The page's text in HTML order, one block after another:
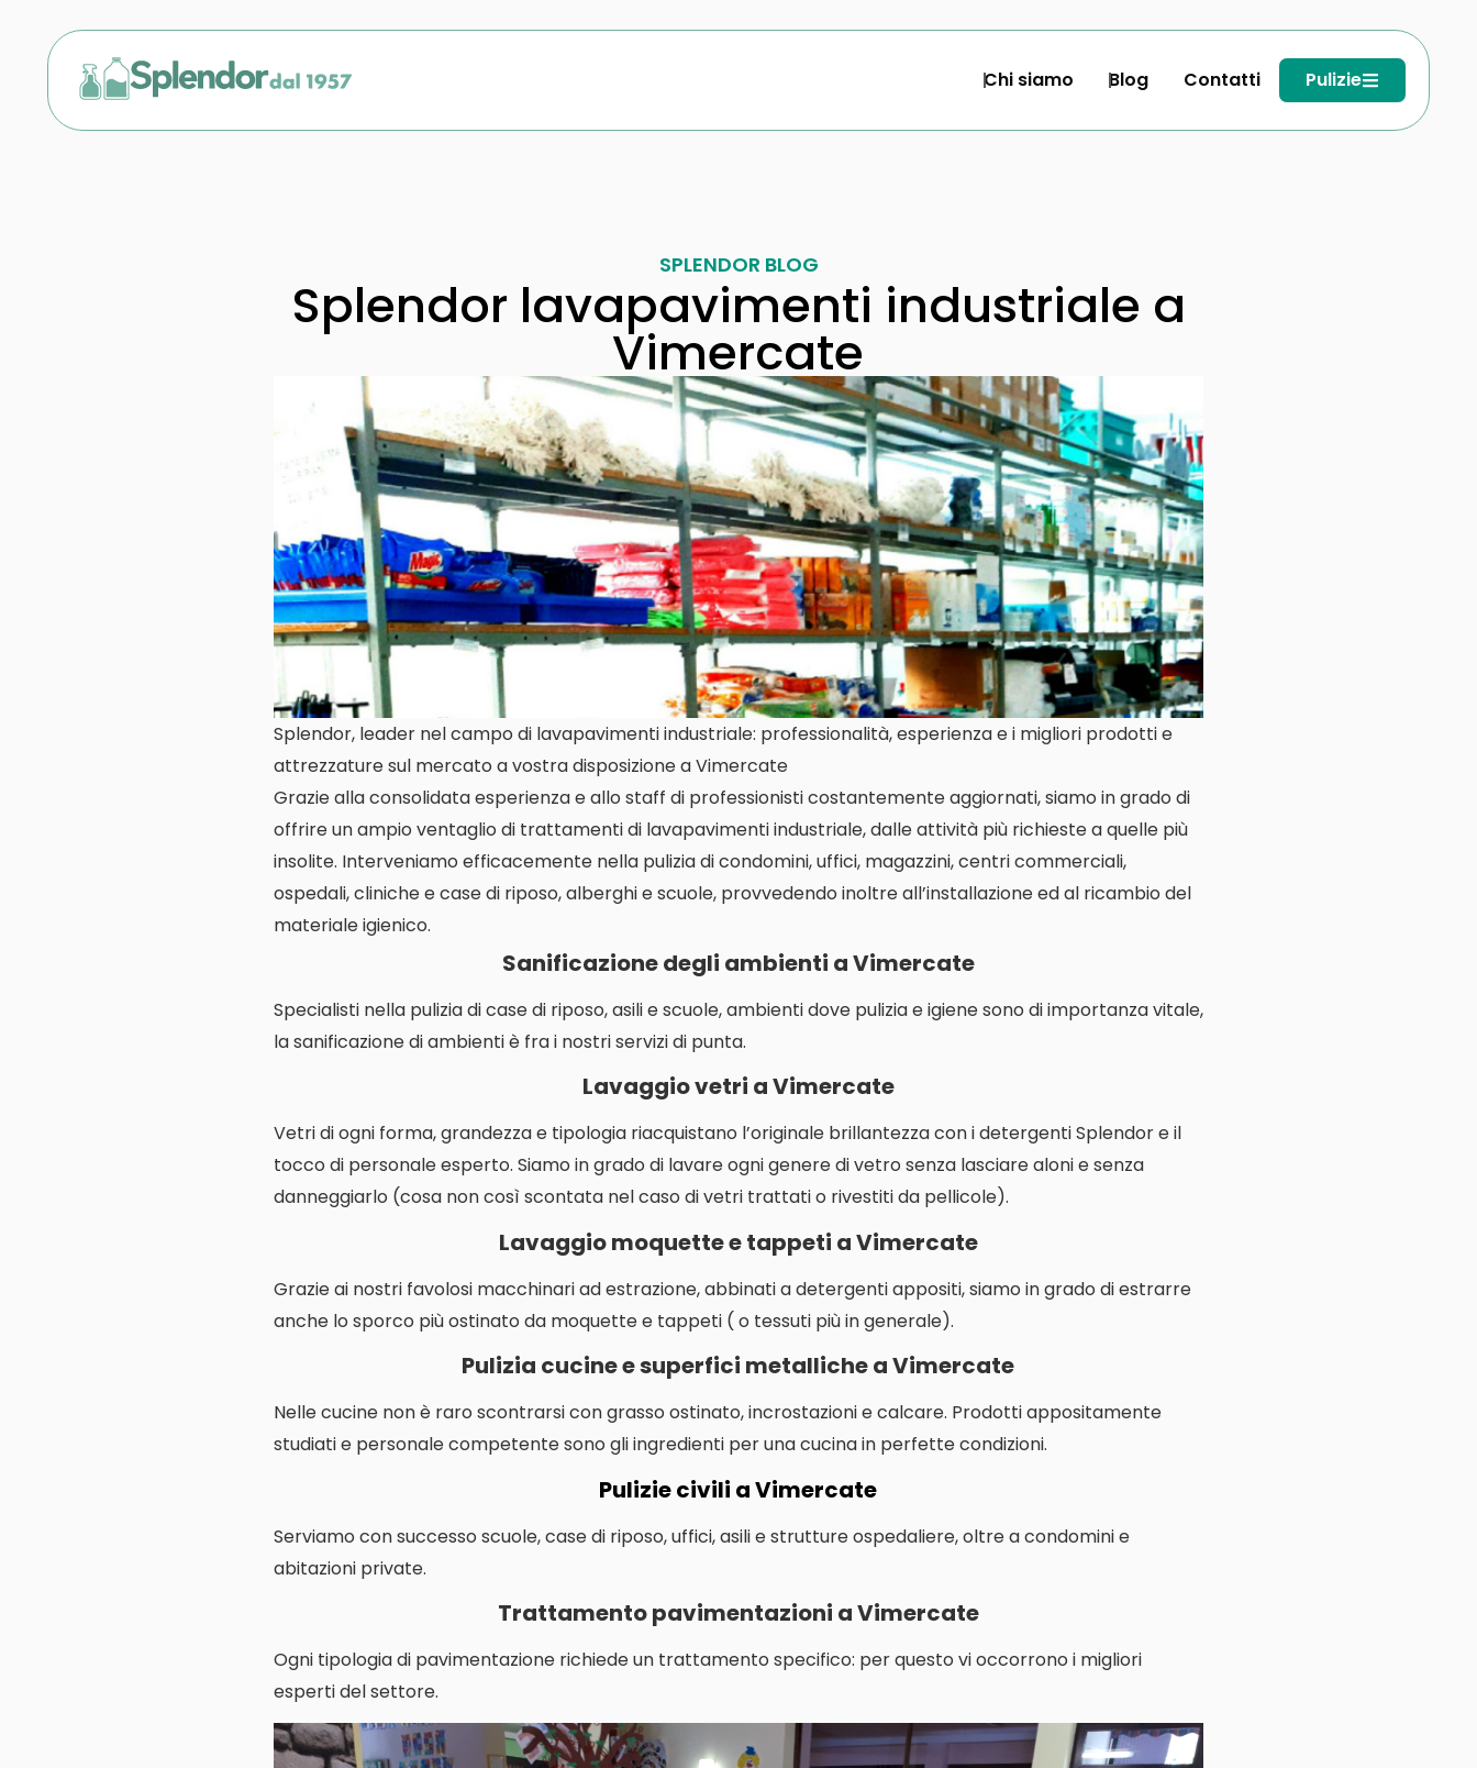
Chi siamo Blog Contatti Pulizie
SPLENDOR BLOG
Splendor lavapavimenti industriale a
Vimercate
Splendor, leader nel campo di lavapavimenti industriale: professionalità, esperienza e i migliori prodotti e
attrezzature sul mercato a vostra disposizione a Vimercate
Grazie alla consolidata esperienza e allo staff di professionisti costantemente aggiornati, siamo in grado di
offrire un ampio ventaglio di trattamenti di lavapavimenti industriale, dalle attività più richieste a quelle più
insolite. Interveniamo efficacemente nella pulizia di condomini, uffici, magazzini, centri commerciali,
ospedali, cliniche e case di riposo, alberghi e scuole, provvedendo inoltre all’installazione ed al ricambio del
materiale igienico.
Sanificazione degli ambienti a Vimercate
Specialisti nella pulizia di case di riposo, asili e scuole, ambienti dove pulizia e igiene sono di importanza vitale,
la sanificazione di ambienti è fra i nostri servizi di punta.
Lavaggio vetri a Vimercate
Vetri di ogni forma, grandezza e tipologia riacquistano l’originale brillantezza con i detergenti Splendor e il
tocco di personale esperto. Siamo in grado di lavare ogni genere di vetro senza lasciare aloni e senza
danneggiarlo (cosa non così scontata nel caso di vetri trattati o rivestiti da pellicole).
Lavaggio moquette e tappeti a Vimercate
Grazie ai nostri favolosi macchinari ad estrazione, abbinati a detergenti appositi, siamo in grado di estrarre
anche lo sporco più ostinato da moquette e tappeti ( o tessuti più in generale).
Pulizia cucine e superfici metalliche a Vimercate
Nelle cucine non è raro scontrarsi con grasso ostinato, incrostazioni e calcare. Prodotti appositamente
studiati e personale competente sono gli ingredienti per una cucina in perfette condizioni.
Pulizie civili a Vimercate
Serviamo con successo scuole, case di riposo, uffici, asili e strutture ospedaliere, oltre a condomini e
abitazioni private.
Trattamento pavimentazioni a Vimercate
Ogni tipologia di pavimentazione richiede un trattamento specifico: per questo vi occorrono i migliori
esperti del settore.